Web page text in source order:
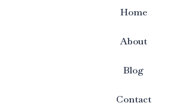
Home
About
Blog
Contact